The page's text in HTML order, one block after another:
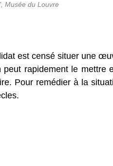
Musée du Louvre
est censé situer une
rapidement le mettre
Pour remédier à la